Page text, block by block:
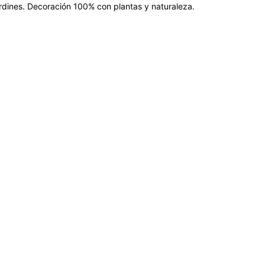
Decoración 100% con plantas y naturaleza.